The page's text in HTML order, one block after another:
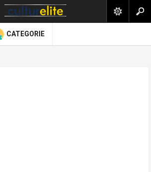
CATEGORIE